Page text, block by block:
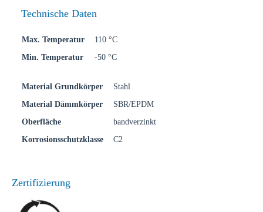
Technische Daten
Max. Temperatur
110 °C
Min. Temperatur
-50 °C
Material Grundkörper
Stahl
Material Dämmkörper
SBR/EPDM
Oberfläche
bandverzinkt
Korrosionsschutzklasse
C2
Zertifizierung